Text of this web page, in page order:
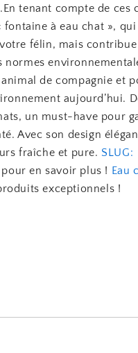
tenant compte de ces
à eau chat »,
félin, mais contribue
de compagnie et
aujourd’hui.
un must-have pour
Avec son design
fraîche et pure. SLUG:
pour en savoir plus ! Eau
exceptionnels !